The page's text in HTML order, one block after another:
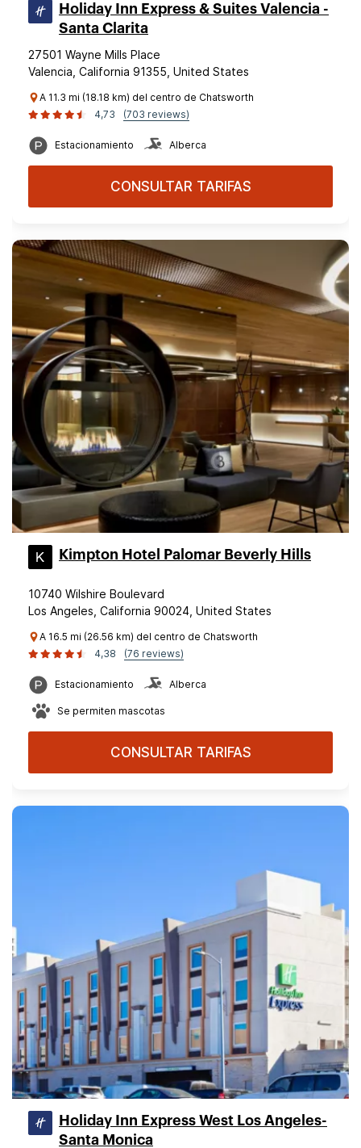
Holiday Inn Express & Suites Valencia -
Santa Clarita
27501 Wayne Mills Place
Valencia, California 91355, United States
A 11.3 mi (18.18 km) del centro de Chatsworth
4,73
(703 reviews)
Estacionamiento Alberca
CONSULTAR TARIFAS
Kimpton Hotel Palomar Beverly Hills
10740 Wilshire Boulevard
Los Angeles, California 90024, United States
A 16.5 mi (26.56 km) del centro de Chatsworth
4,38
(76 reviews)
Estacionamiento Alberca
Se permiten mascotas
CONSULTAR TARIFAS
Holiday Inn Express West Los Angeles-
Santa Monica